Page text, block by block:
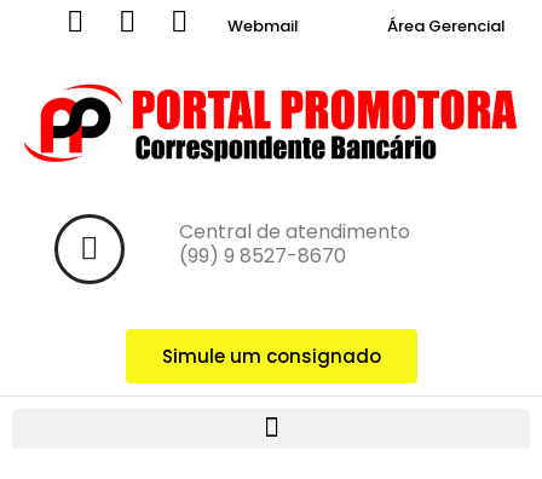
Webmail Área Gerencial
Central de atendimento ‪
(99) 9 8527-8670‬
Simule um consignado